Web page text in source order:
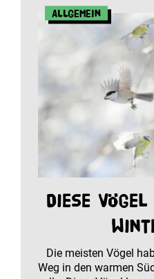
Allgemein
Diese
Die meisten Vögel
Weg in den warmen